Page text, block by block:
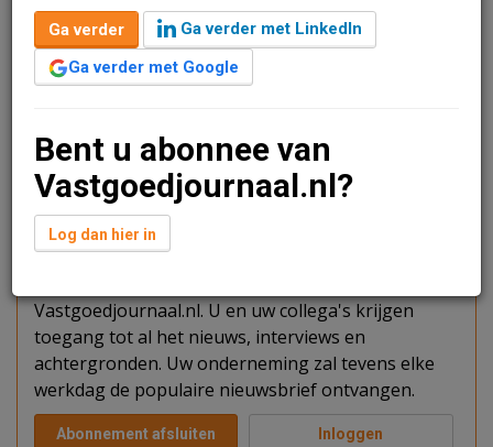
Redactie
28 februari 2025 om 09:14
1 minuut leestijd
Boumans Advocaten heeft een huurovereenkomst
de Johan de Wittstraat 31 in Dordrecht.
Verder lezen?
U kunt het artikel niet volledig lezen omdat u nog
Vastgoedjournaal.nl. U en uw collega's krijgen
toegang tot al het nieuws, interviews en
achtergronden. Uw onderneming zal tevens elke
werkdag de populaire nieuwsbrief ontvangen.
Abonnement afsluiten Inloggen
Ga verder
Ga verder met LinkedIn
Ga verder met Google
Bent u abonnee van
Vastgoedjournaal.nl?
Log dan hier in